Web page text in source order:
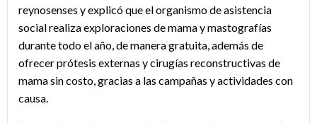
reynosenses y explicó que el organismo de asistencia
social realiza exploraciones de mama y mastografías
durante todo el año, de manera gratuita, además de
ofrecer prótesis externas y cirugías reconstructivas de
mama sin costo, gracias a las campañas y actividades con
causa.